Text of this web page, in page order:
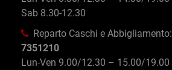
Sab 8.30-12.30
Reparto Caschi e Abbigliamento:
7351210
Lun-Ven 9.00/12.30 – 15.00/19.00